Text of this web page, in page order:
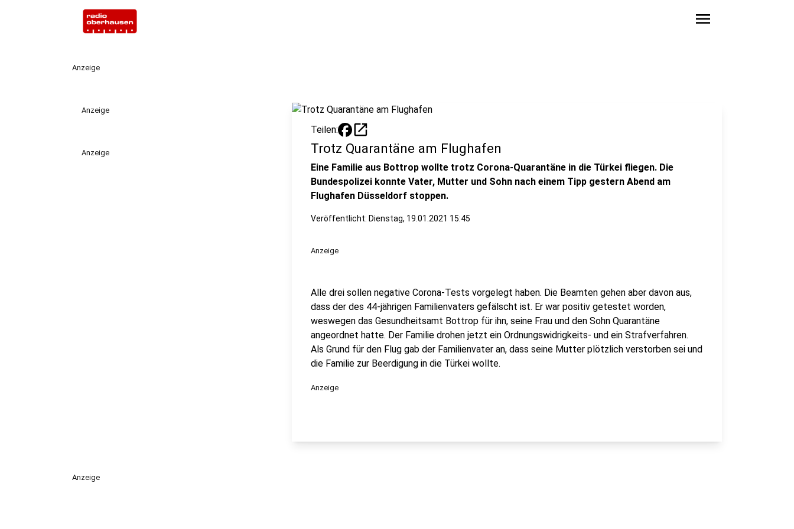
menu
Anzeige
Anzeige
Anzeige
Teilen: open_in_new
Trotz Quarantäne am Flughafen
Eine Familie aus Bottrop wollte trotz Corona-Quarantäne in die Türkei fliegen. Die
Bundespolizei konnte Vater, Mutter und Sohn nach einem Tipp gestern Abend am
Flughafen Düsseldorf stoppen.
Veröffentlicht: Dienstag, 19.01.2021 15:45
Anzeige
Alle drei sollen negative Corona-Tests vorgelegt haben. Die Beamten gehen aber davon aus,
dass der des 44-jährigen Familienvaters gefälscht ist. Er war positiv getestet worden,
weswegen das Gesundheitsamt Bottrop für ihn, seine Frau und den Sohn Quarantäne
angeordnet hatte. Der Familie drohen jetzt ein Ordnungswidrigkeits- und ein Strafverfahren.
Als Grund für den Flug gab der Familienvater an, dass seine Mutter plötzlich verstorben sei und
die Familie zur Beerdigung in die Türkei wollte.
Anzeige
Anzeige